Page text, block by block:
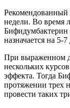
Рекомендованный
недели. Во время
Бифидумбактерин
назначается на 5-
При выраженном
нескольких
эффекта. Тогда
протяжении трех
провести таких